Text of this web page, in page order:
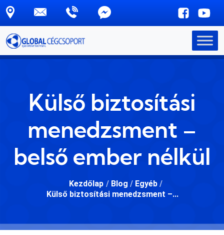
Skip to main content
Külső biztosítási
menedzsment –
belső ember nélkül
Kezdőlap / Blog / Egyéb /
Külső biztosítási menedzsment –...